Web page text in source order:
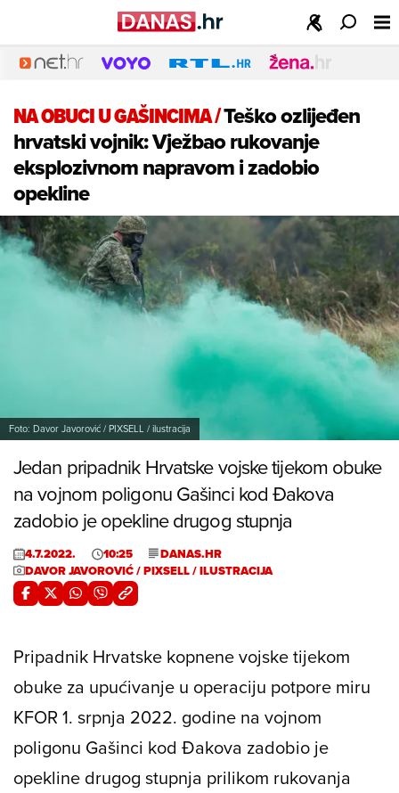
NA OBUCI U GAŠINCIMA/Teško ozlijeđen
hrvatski vojnik: Vježbao rukovanje
eksplozivnom napravom i zadobio
opekline
Foto: Davor Javorović / PIXSELL / ilustracija
Jedan pripadnik Hrvatske vojske tijekom obuke
na vojnom poligonu Gašinci kod Đakova
zadobio je opekline drugog stupnja
4.7.2022. 10:25
DANAS.HR
DAVOR JAVOROVIĆ / PIXSELL / ILUSTRACIJA
Pripadnik Hrvatske kopnene vojske tijekom
obuke za upućivanje u operaciju potpore miru
KFOR 1. srpnja 2022. godine na vojnom
poligonu Gašinci kod Đakova zadobio je
opekline drugog stupnja prilikom rukovanja